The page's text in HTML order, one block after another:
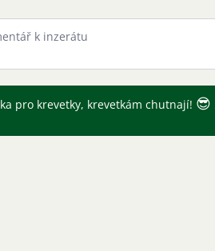
pro krevetky, krevetkám chutnají! 😎